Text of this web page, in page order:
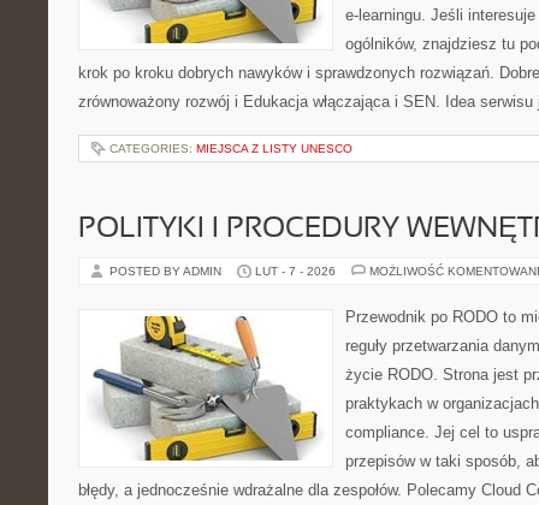
e-learningu. Jeśli
ogólników, znajdziesz tu
krok po kroku dobrych nawyków i sprawdzonych rozwiązań.
zrównoważony rozwój i Edukacja włączająca i SEN. Idea
CATEGORIES: MIEJSCA Z LISTY UNESCO
POLITYKI I PROCEDURY
POSTED BY ADMIN LUT - 7 - 2026 MOŻLIWOŚĆ
Przewodnik po RODO to
reguły przetwarzania
życie RODO. Strona jest
praktykach w
compliance. Jej cel to
przepisów w taki sposób,
błędy, a jednocześnie wdrażalne dla zespołów. Polecamy Cloud